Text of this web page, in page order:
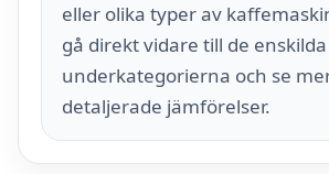
eller olika typer av
gå direkt vidare till de enskilda
underkategorierna och se
detaljerade jämförelser.